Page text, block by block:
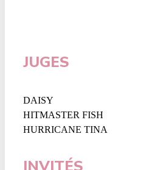
JUGES
DAISY
HITMASTER FISH
HURRICANE TINA